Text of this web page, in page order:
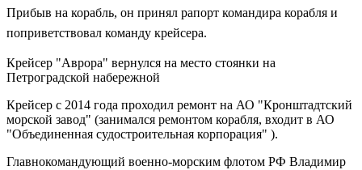
Прибыв на корабль, он принял рапорт командира корабля и
поприветствовал команду крейсера.
Крейсер "Аврора" вернулся на место стоянки на
Петроградской набережной
Крейсер с 2014 года проходил ремонт на АО "Кронштадтский
морской завод" (занимался ремонтом корабля, входит в АО
"Объединенная судостроительная корпорация" ).
Главнокомандующий военно-морским флотом РФ Владимир